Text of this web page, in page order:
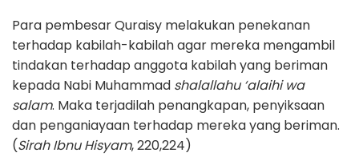
Para pembesar Quraisy melakukan penekanan
terhadap kabilah-kabilah agar mereka mengambil
tindakan terhadap anggota kabilah yang beriman
kepada Nabi Muhammad shalallahu ‘alaihi wa
salam. Maka terjadilah penangkapan, penyiksaan
dan penganiayaan terhadap mereka yang beriman.
(Sirah Ibnu Hisyam, 220,224)